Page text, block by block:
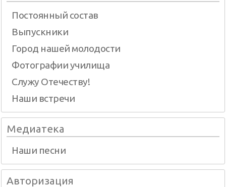
Постоянный состав
Выпускники
Город нашей молодости
Фотографии училища
Служу Отечеству!
Наши встречи
Медиатека
Наши песни
Авторизация